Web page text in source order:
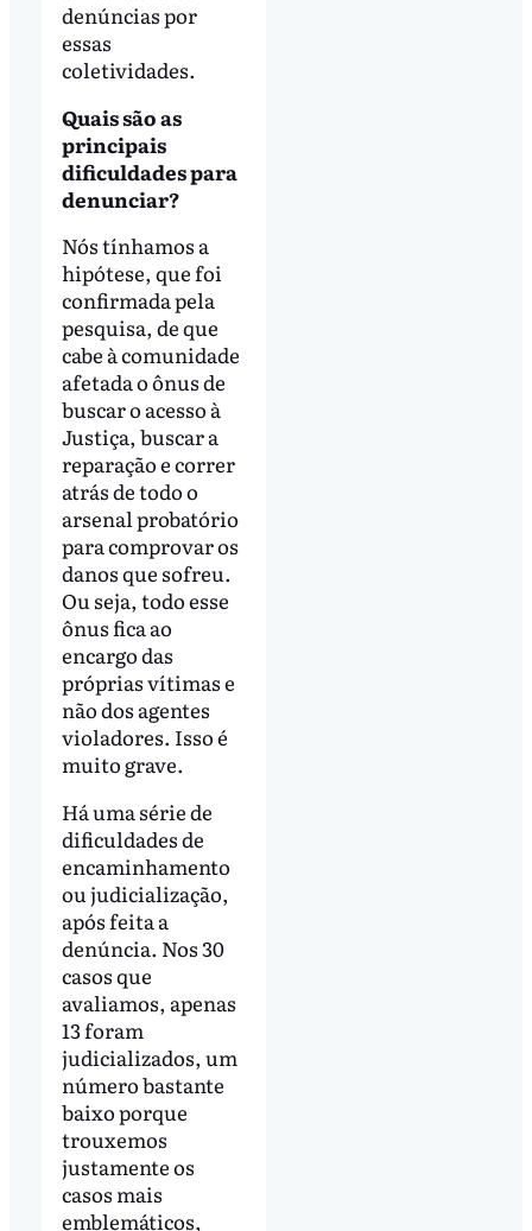
denúncias por
essas
coletividades.
Quais são as
principais
dificuldades para
denunciar?
Nós tínhamos a
hipótese, que foi
confirmada pela
pesquisa, de que
cabe à comunidade
afetada o ônus de
buscar o acesso à
Justiça, buscar a
reparação e correr
atrás de todo o
arsenal probatório
para comprovar os
danos que sofreu.
Ou seja, todo esse
ônus fica ao
encargo das
próprias vítimas e
não dos agentes
violadores. Isso é
muito grave.
Há uma série de
dificuldades de
encaminhamento
ou judicialização,
após feita a
denúncia. Nos 30
casos que
avaliamos, apenas
13 foram
judicializados, um
número bastante
baixo porque
trouxemos
justamente os
casos mais
emblemáticos,